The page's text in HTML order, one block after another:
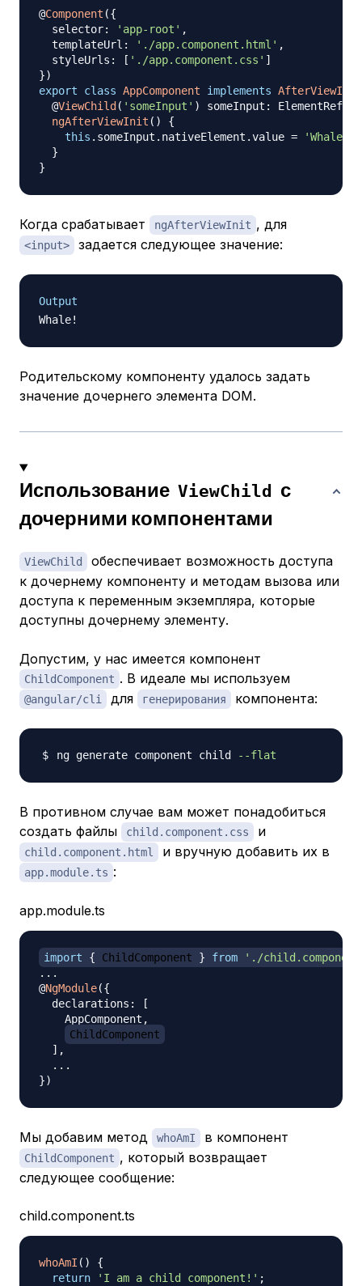
@Component ({
  selector
: 'app-root' ,
  templateUrl
: './app.component.html' ,
  styleUrls
: [ './app.component.css' ]
})
export
class AppComponent implements AfterViewInit
@ViewChild ( 'someInput' ) someInput : ElementRef
ngAfterViewInit ( )
{
this . someInput . nativeElement .value = 'Whale!'
}
}
Когда срабатывает ngAfterViewInit , для
<input> задается следующее значение:
Output
Родительскому компоненту удалось задать
значение дочернего элемента DOM.
Использование ViewChild
с
дочерними компонентами
ViewChild
обеспечивает возможность доступа
к дочернему компоненту и методам вызова или
доступа к переменным экземпляра, которые
доступны дочернему элементу.
Допустим, у нас имеется компонент
ChildComponent . В идеале мы используем
@angular/cli для генерирования компонента:
ng generate component child --flat
В противном случае вам может понадобиться
создать файлы
child.component.css и
child.component.html и вручную добавить их в
app.module.ts :
app.module.ts
import { ChildComponent } from
'./
...
@NgModule({
  declarations
:
[
    AppComponent
,
ChildComponent
] ,
...
})
Мы добавим метод whoAmI в компонент
ChildComponent , который возвращает
следующее сообщение:
child.component.ts
whoAmI ( )
{
return
'I am a child component!' ;